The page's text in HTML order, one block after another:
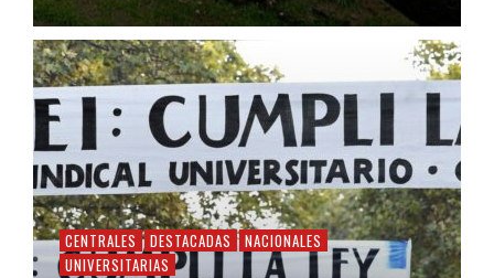
CENTRALES DESTACADAS
NACIONALES
UNIVERSITARIAS